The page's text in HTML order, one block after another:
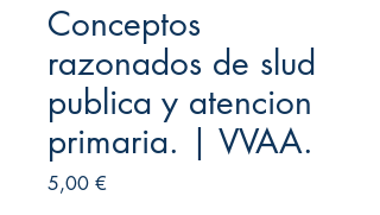
Conceptos
razonados de slud
publica y atencion
primaria. | VVAA.
5,00 €